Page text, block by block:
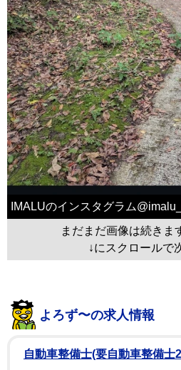
IMALUのインスタグラム
まだまだ画像は続きま
↓にスクロールで
よろず〜の求人情報
自動車整備士(要自動車整備士